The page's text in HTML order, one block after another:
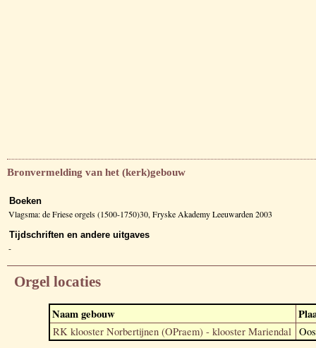
Bronvermelding van het (kerk)gebouw
Boeken
Vlagsma: de Friese orgels (1500-1750)30, Fryske Akademy Leeuwarden 2003
Tijdschriften en andere uitgaves
-
Orgel locaties
Naam gebouw
RK klooster Norbertijnen (OPraem) - klooster Mariendal